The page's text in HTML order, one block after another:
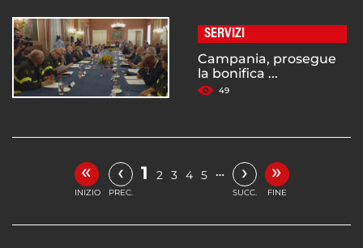
SERVIZI
Campania, prosegue
la bonifica ...
49
«
INIZIO
‹
PREC.
1 2 3 4 5 … ›
SUCC.
»
FINE